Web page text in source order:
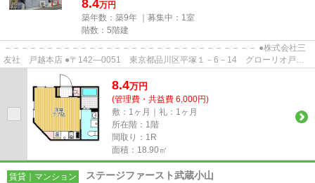
8.4万円
築年数：築9年 ｜募集中： 1室
階数：5階建
－－－－－－－－－－－－－－－－－－－－－－－－－－－－－－ ●株式会社三
友社 戸越本店 ●〒142―0051 東京都品川区平塚１－6－14 グローリオ戸越
銀座1階 ●TEL：03-3783-1218...
8.4万円
(管理費・共益費 6,000円)
敷：1ヶ月｜礼：1ヶ月
所在階：1階
間取り：1R
面積：18.90㎡
賃貸｜マンション ステージファースト武蔵小山